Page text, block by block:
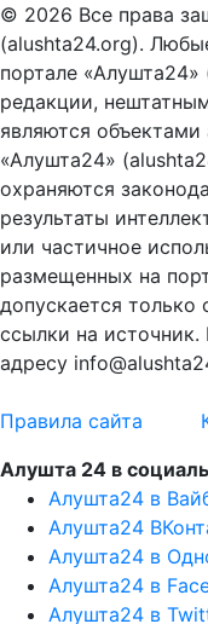
© 2026 Все права
(alushta24.org).
портале
редакции,
являются
«Алушта24»
охраняются
результаты
или частичное
размещенных на
допускается только
ссылки на
адресу
Правила сайта
Алушта 24 в
Алушта24 в
Алушта24
Алушта24 в
Алушта24 в
Алушта24 в